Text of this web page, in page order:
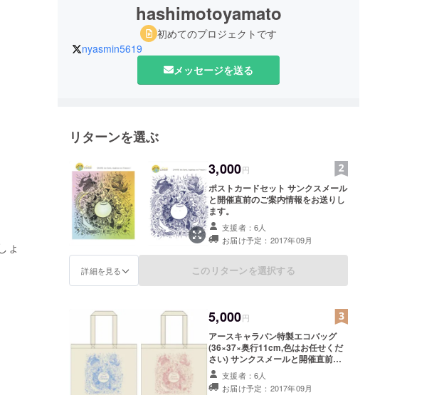
ょ
hashimotoyamato
初めてのプロジェクトです
nyasmin5619
メッセージを送る
リターンを選ぶ
3,000円
ポストカードセット サンクスメール
と開催直前のご案内情報をお送りし
ます。
支援者：6人
お届け予定：2017年09月
詳細を見る このリターンを選択する
5,000円
アースキャラバン特製エコバッグ
(36×37×奥行11cm,色はお任せくだ
さい) サンクスメールと開催直前の
ご案内情報をお送りします。
支援者：6人
お届け予定：2017年09月